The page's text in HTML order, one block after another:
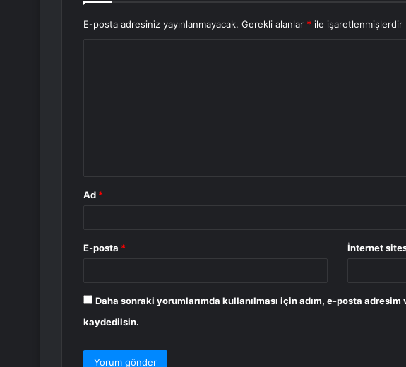
E-posta adresiniz yayınlanmayacak. Gerekli alanlar * ile işaretlenmişlerdir
Ad *
E-posta * İnternet
Daha sonraki yorumlarımda kullanılması için adım, e-posta adresim
kaydedilsin.